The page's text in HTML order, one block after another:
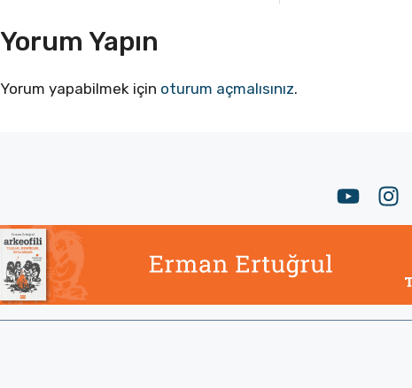
Yorum Yapın
Yorum yapabilmek için oturum açmalısınız.